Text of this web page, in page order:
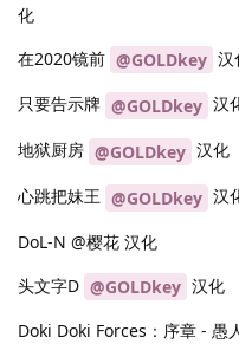
化
在2020镜前 @GOLDkey 汉
只要告示牌 @GOLDkey 汉
地狱厨房 @GOLDkey 汉化
心跳把妹王 @GOLDkey 汉
DoL-N @樱花 汉化
头文字D @GOLDkey 汉化
Doki Doki Forces：序章 - 愚